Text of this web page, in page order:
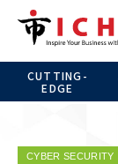
CUTTING-
EDGE
CYBER SECURITY